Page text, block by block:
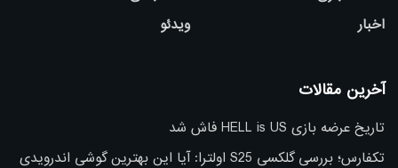
اخبار
ویدئو
آخرین مقالات
تاریخ عرضه بازی HELL is US فاش شد
تکفارس؛ بررسی گلکسی S25 اولترا: آیا این بهترین گوشی اندرویدی